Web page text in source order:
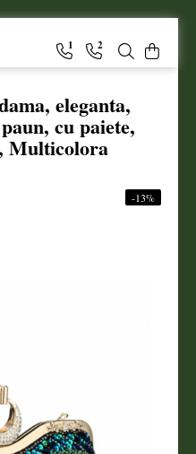
1 2
eleganta,
cu paiete,
Multicolora
-13%